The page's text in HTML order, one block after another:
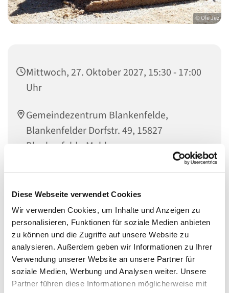
Diese Webseite verwendet Cookies
Wir verwenden Cookies, um Inhalte und Anzeigen zu
personalisieren, Funktionen für soziale Medien anbieten
zu können und die Zugriffe auf unsere Website zu
analysieren. Außerdem geben wir Informationen zu Ihrer
Verwendung unserer Website an unsere Partner für
soziale Medien, Werbung und Analysen weiter. Unsere
Partner führen diese Informationen möglicherweise mit
© Ole Jez
Mittwoch, 27. Oktober 2027, 15:30 - 17:00
Uhr
Gemeindezentrum Blankenfelde,
Blankenfelder Dorfstr. 49, 15827
Blankenfelde-Mahlow
Eltern-Kind-Café
Mittwochs um 15.30 Uhr sind Familien mit Kindern
herzlich in das Gemeindezentrum Blankenfelde
eingeladen bei Kaffee und Kuchen gemeinsam über die
Welt und Gott ins Gespräch zu kommen.